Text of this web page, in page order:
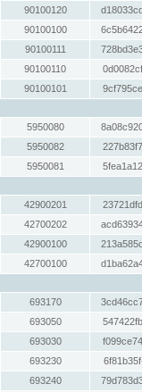
90100120
90100100
90100111
90100110
90100101
5950080
5950082
5950081
42900201
42700202
42900100
42700100
693170
693050
693030
693230
693240